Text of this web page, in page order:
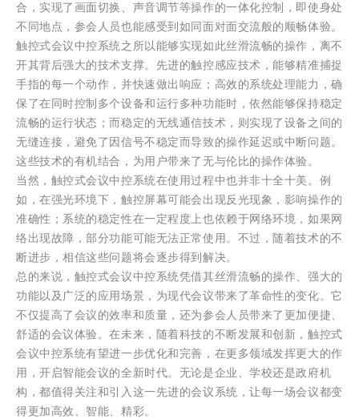
合，实现了画面切换、声音调节等操作的一体化控制，即使身处
不同地点，参会人员也能感受到如同面对面交流般的顺畅体验。
触控式会议中控系统之所以能够实现如此丝滑流畅的操作，离不
开其背后强大的技术支撑。先进的触控感应技术，能够精准捕捉
手指的每一个动作，并快速做出响应；高效的系统处理能力，确
保了在同时控制多个设备和运行多种功能时，依然能够保持稳定
流畅的运行状态；而稳定的无线通信技术，则实现了设备之间的
无缝连接，避免了因信号不稳定而导致的操作延迟或中断问题。
这些技术的有机结合，为用户带来了无与伦比的操作体验。
当然，触控式会议中控系统在使用过程中也并非十全十美。例
如，在强光环境下，触控屏幕可能会出现反光现象，影响操作的
准确性；系统的稳定性在一定程度上也依赖于网络环境，如果网
络出现故障，部分功能可能无法正常使用。不过，随着技术的不
断进步，相信这些问题将会逐步得到解决。
总的来说，触控式会议中控系统凭借其丝滑流畅的操作、强大的
功能以及广泛的应用场景，为现代会议带来了革命性的变化。它
不仅提高了会议的效率和质量，还为参会人员带来了更加便捷、
舒适的会议体验。在未来，随着科技的不断发展和创新，触控式
会议中控系统有望进一步优化和完善，在更多领域发挥更大的作
用，开启智能会议的全新时代。无论是企业、学校还是政府机
构，都值得关注和引入这一先进的会议系统，让每一场会议都变
得更加高效、智能、精彩。